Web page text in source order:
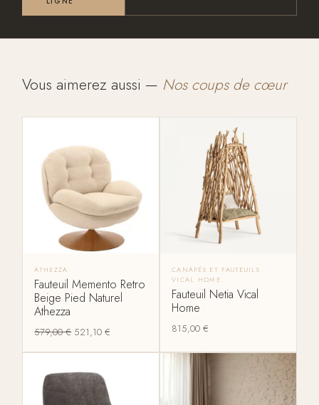
Vous aimerez aussi — Nos coups de cœur
ATHEZZA
Fauteuil Memento Retro
Beige Pied Naturel
Athezza
579,00€ 521,10€
CANAPÉS ET FAUTEUILS
VICAL HOME
Fauteuil Netia Vical
Home
815,00 €